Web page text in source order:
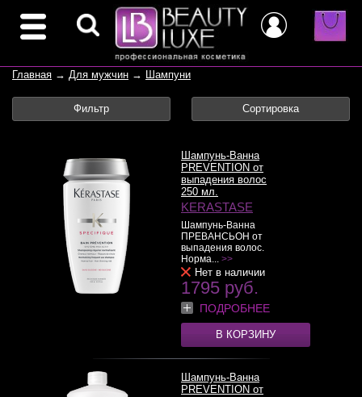
Главная → Для мужчин → Шампуни
Фильтр Сортировка
Шампунь-Ванна
PREVENTION от
выпадения волос
250 мл.
KERASTASE
Шампунь-Ванна
ПРЕВАНСЬОН от
выпадения волос.
Норма... >>
Нет в наличии
1795 руб.
ПОДРОБНЕЕ
В КОРЗИНУ
Шампунь-Ванна
PREVENTION от